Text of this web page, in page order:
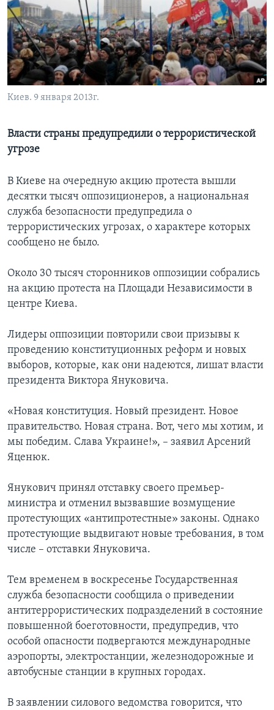
Learning English
СОЦИАЛЬНЫЕ СЕТИ
Киев. 9 января 2013г.
Власти страны предупредили о террористической
угрозе
В Киеве на очередную акцию протеста вышли
десятки тысяч оппозиционеров, а национальная
служба безопасности предупредила о
террористических угрозах, о характере которых
сообщено не было.
Около 30 тысяч сторонников оппозиции собрались
на акцию протеста на Площади Независимости в
центре Киева.
Лидеры оппозиции повторили свои призывы к
проведению конституционных реформ и новых
выборов, которые, как они надеются, лишат власти
президента Виктора Януковича.
«Новая конституция. Новый президент. Новое
правительство. Новая страна. Вот, чего мы хотим, и
мы победим. Слава Украине!», – заявил Арсений
Яценюк.
Янукович принял отставку своего премьер-
министра и отменил вызвавшие возмущение
протестующих «антипротестные» законы. Однако
протестующие выдвигают новые требования, в том
числе – отставки Януковича.
Тем временем в воскресенье Государственная
служба безопасности сообщила о приведении
антитеррористических подразделений в состояние
повышенной боеготовности, предупредив, что
особой опасности подвергаются международные
аэропорты, электростанции, железнодорожные и
автобусные станции в крупных городах.
В заявлении силового ведомства говорится, что